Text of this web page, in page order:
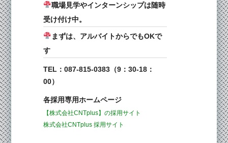
職場見学やインターンシップは随時
受け付け中。
まずは、アルバイトからでもOKで
す
TEL：087-815-0383（9：30-18：
00）
各採用専用ホームページ
【株式会社CNTplus】の採用サイト
株式会社CNTplus 採用サイト